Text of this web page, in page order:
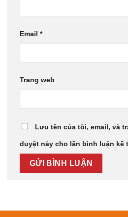
Email *
Trang web
Lưu tên của tôi, email, và
duyệt này cho lần bình luận kế